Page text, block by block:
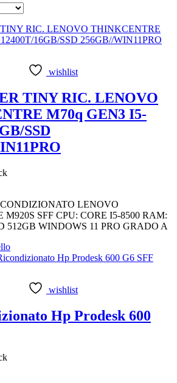
wishlist
TINY RIC. LENOVO
M70q GEN3 I5-
SSD
LENOVO
SFF CPU: CORE I5-8500 RAM:
512GB WINDOWS 11 PRO GRADO A
wishlist
Hp Prodesk 600